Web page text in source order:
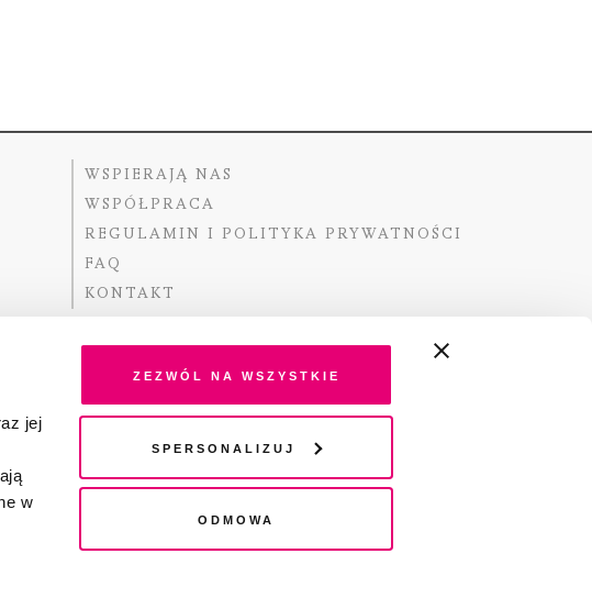
jej
w
Zezwól na wszystkie
Spersonalizuj
Odmowa
WSPIERAJĄ NAS
WSPÓŁPRACA
REGULAMIN I POLITYKA PRYWATNOŚCI
FAQ
KONTAKT
Dofinansowano ze środków Ministra Kultury i Dziedzictwa
Narodowego pochodzących z Funduszu Promocji Kultury –